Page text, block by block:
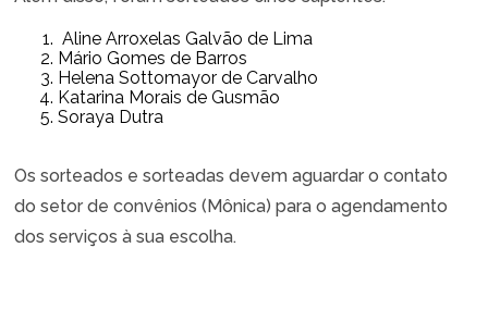
Aline Arroxelas Galvão de Lima
Mário Gomes de Barros
Helena Sottomayor de Carvalho
Katarina Morais de Gusmão
Soraya Dutra
Os sorteados e sorteadas devem aguardar o contato
do setor de convênios (Mônica) para o agendamento
dos serviços à sua escolha.